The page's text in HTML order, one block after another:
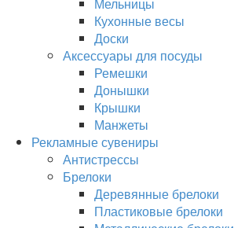
Кухонные весы
Доски
Аксессуары для посуды
Ремешки
Донышки
Крышки
Манжеты
Рекламные сувениры
Антистрессы
Брелоки
Деревянные брелоки
Пластиковые брелоки